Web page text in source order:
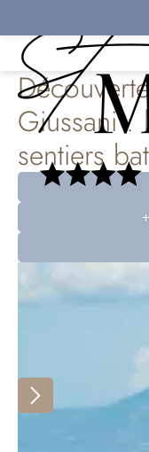
Best
Giussani :
sentiers
Panneau de gestion